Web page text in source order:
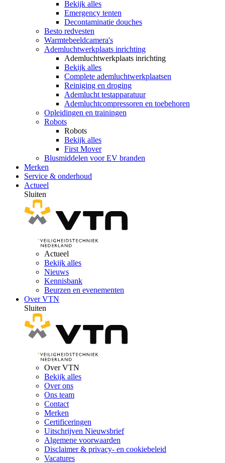
Bekijk alles
Emergency tenten
Decontaminatie douches
Besto redvesten
Warmtebeeldcamera's
Ademluchtwerkplaats inrichting
Ademluchtwerkplaats inrichting
Bekijk alles
Complete ademluchtwerkplaatsen
Reiniging en droging
Ademlucht testapparatuur
Ademluchtcompressoren en toebehoren
Opleidingen en trainingen
Robots
Robots
Bekijk alles
First Mover
Blusmiddelen voor EV branden
Merken
Service & onderhoud
Actueel
Sluiten
Actueel
Bekijk alles
Nieuws
Kennisbank
Beurzen en evenementen
Over VTN
Sluiten
Over VTN
Bekijk alles
Over ons
Ons team
Contact
Merken
Certificeringen
Uitschrijven Nieuwsbrief
Algemene voorwaarden
Disclaimer & privacy- en cookiebeleid
Vacatures